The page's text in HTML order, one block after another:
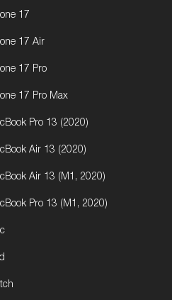
17
17 Air
17 Pro
17 Pro Max
Pro 13 (2020)
Air 13 (2020)
Air 13 (M1, 2020)
Pro 13 (M1, 2020)